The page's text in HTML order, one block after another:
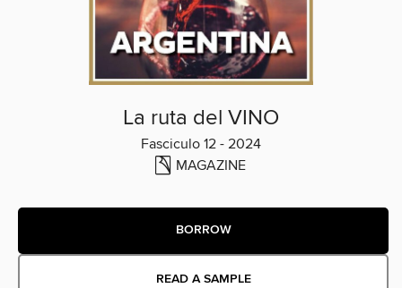
La ruta del VINO
Fasciculo 12 - 2024
MAGAZINE
BORROW
READ A SAMPLE